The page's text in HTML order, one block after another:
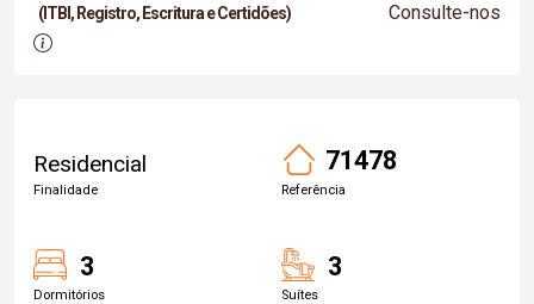
(ITBI, Registro, Escritura e Certidões) Consulte-nos
Residencial
Finalidade
71478
Referência
3
Dormitórios
3
Suítes